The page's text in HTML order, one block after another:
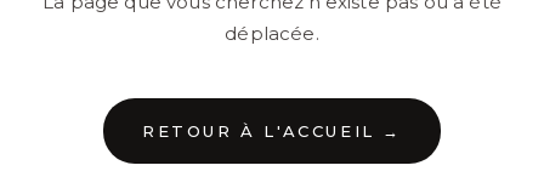
déplacée.
RETOUR À L'ACCUEIL →